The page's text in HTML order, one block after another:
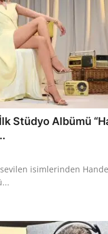
Stüdyo Albümü
isimlerinden